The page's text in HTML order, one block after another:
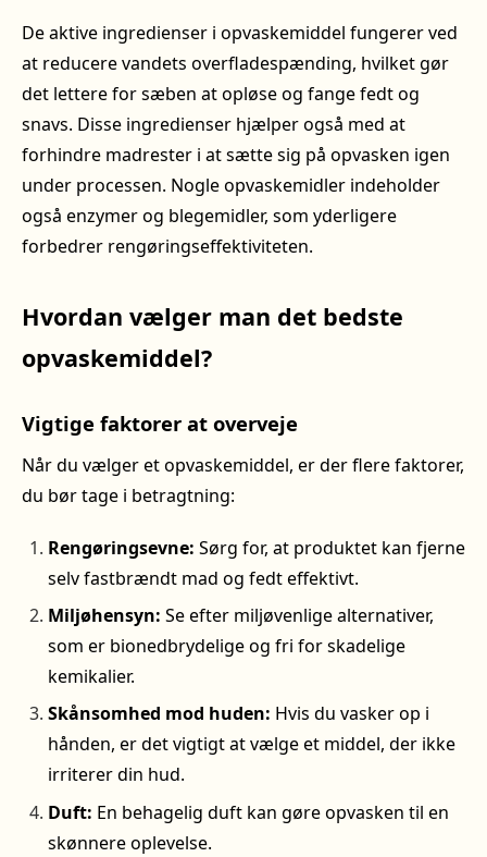
De aktive ingredienser i opvaskemiddel fungerer ved
at reducere vandets overfladespænding, hvilket gør
det lettere for sæben at opløse og fange fedt og
snavs. Disse ingredienser hjælper også med at
forhindre madrester i at sætte sig på opvasken igen
under processen. Nogle opvaskemidler indeholder
også enzymer og blegemidler, som yderligere
forbedrer rengøringseffektiviteten.
Hvordan vælger man det bedste
opvaskemiddel?
Vigtige faktorer at overveje
Når du vælger et opvaskemiddel, er der flere faktorer,
du bør tage i betragtning:
Rengøringsevne: Sørg for, at produktet kan fjerne
selv fastbrændt mad og fedt effektivt.
Miljøhensyn: Se efter miljøvenlige alternativer,
som er bionedbrydelige og fri for skadelige
kemikalier.
Skånsomhed mod huden: Hvis du vasker op i
hånden, er det vigtigt at vælge et middel, der ikke
irriterer din hud.
Duft: En behagelig duft kan gøre opvasken til en
skønnere oplevelse.